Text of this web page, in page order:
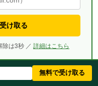
け取る
は3秒 ／ 詳細はこちら
無料で受け取る